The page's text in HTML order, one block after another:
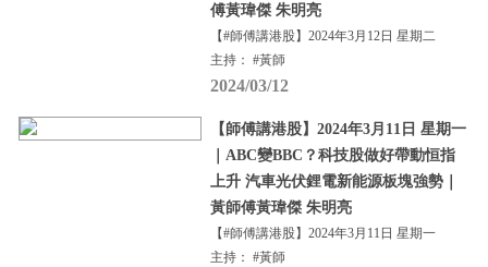
傅黃瑋傑 朱明亮
【#師傅講港股】2024年3月12日 星期二
主持： #黃師
2024/03/12
【師傅講港股】2024年3月11日 星期一
｜ABC變BBC？科技股做好帶動恒指
上升 汽車光伏鋰電新能源板塊強勢｜
黃師傅黃瑋傑 朱明亮
【#師傅講港股】2024年3月11日 星期一
主持： #黃師